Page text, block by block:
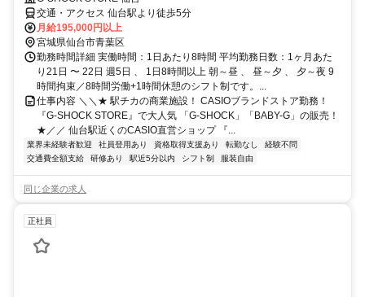
交通・アクセス 仙台駅より徒歩5分
月給195,000円以上
宮城県仙台市青葉区
勤務時間詳細 実働時間：1日あたり8時間 平均勤務日数：1ヶ月あた
り21日 〜 22日 週5日 、 1日8時間以上 朝～昼 、 昼～夕 、 夕～夜 9
時間拘束／8時間労働+1時間休憩のシフト制です。...
仕事内容 ＼＼★ 駅チカの商業施設！ CASIOブランドストア勤務！
『G-SHOCK STORE』で大人気 「G-SHOCK」「BABY-G」の販売！
★／／ 仙台駅近くのCASIO直営ショップ 『...
業界未経験者歓迎 社員登用あり 資格取得支援あり 転勤なし
経験不問
交通費全額支給
研修あり 駅近5分以内 シフト制 服装自由
同じ企業の求人
正社員